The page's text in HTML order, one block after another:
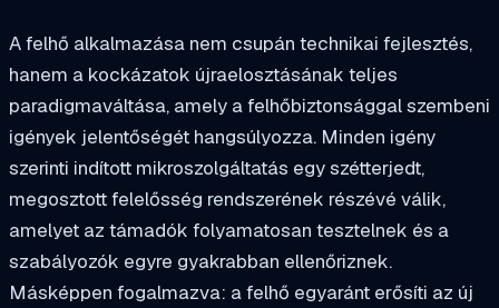
A felhő alkalmazása nem csupán technikai fejlesztés,
hanem a kockázatok újraelosztásának teljes
paradigmaváltása, amely a felhőbiztonsággal szembeni
igények jelentőségét hangsúlyozza. Minden igény
szerinti indított mikroszolgáltatás egy szétterjedt,
megosztott felelősség rendszerének részévé válik,
amelyet az támadók folyamatosan tesztelnek és a
szabályozók egyre gyakrabban ellenőriznek.
Másképpen fogalmazva: a felhő egyaránt erősíti az új